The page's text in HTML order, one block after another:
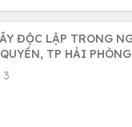
TP HẢI PHÒNG
3